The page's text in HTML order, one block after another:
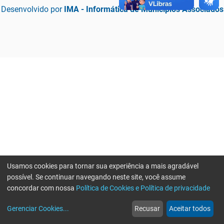
Desenvolvido por IMA - Informática de Municípios Associados
web
Notícias
more_horiz
Mais
Usamos cookies para tornar sua experiência a mais agradável
possível. Se continuar navegando neste site, você assume
concordar com nossa Política de Cookies e Política de privacidade
Gerenciar Cookies... Recusar Aceitar todos
Erro ao enviar informações, por favor tente novamente